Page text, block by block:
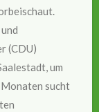
(CDU)
um
Monaten sucht